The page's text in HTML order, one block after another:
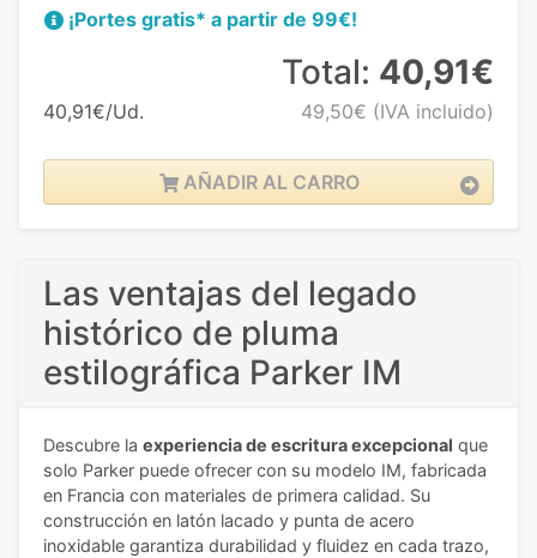
¡Portes gratis* a partir de 99€!
40,91€/Ud.
Total: 40,91€
49,50€ (IVA incluido)
AÑADIR AL CARRO
Las ventajas del legado
histórico de pluma
estilográfica Parker IM
Descubre la experiencia de escritura excepcional que
solo Parker puede ofrecer con su modelo IM, fabricada
en Francia con materiales de primera calidad. Su
construcción en latón lacado y punta de acero
inoxidable garantiza durabilidad y fluidez en cada trazo,